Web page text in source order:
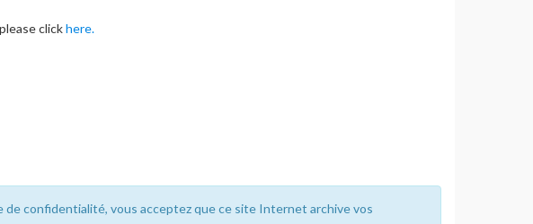
clickhere.
confidentialité, vous acceptez que ce site Internet archive vos